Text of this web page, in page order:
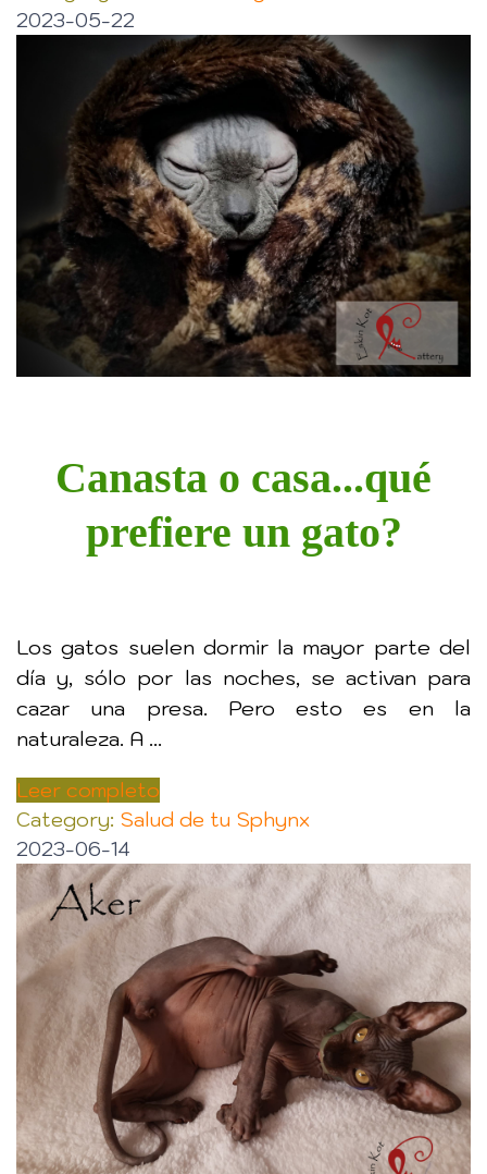
2023-05-22
Canasta o casa...qué
prefiere un gato?
Los gatos suelen dormir la mayor parte del
día y, sólo por las noches, se activan para
cazar una presa. Pero esto es en la
naturaleza. A ...
Leer completo
Category: Salud de tu Sphynx
2023-06-14